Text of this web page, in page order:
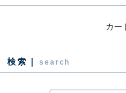
カー
検索｜ search